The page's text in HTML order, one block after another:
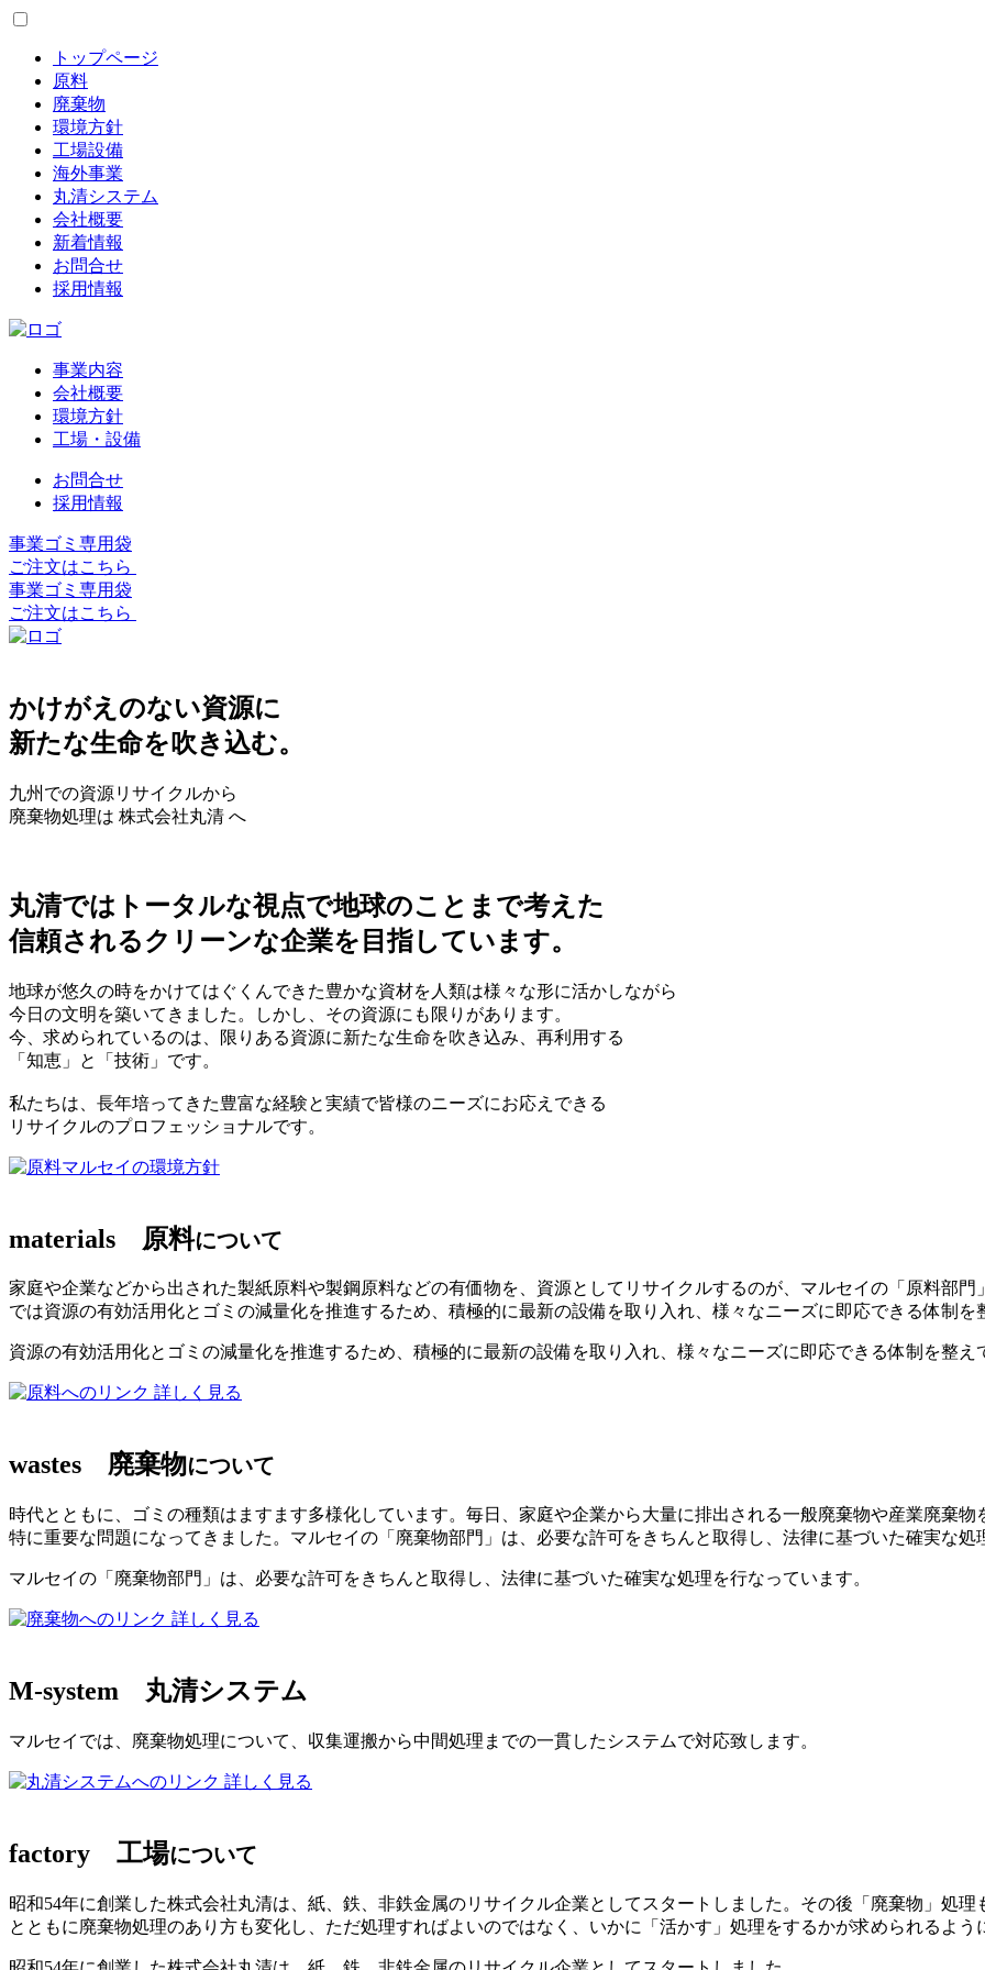
トップページ
原料
廃棄物
環境方針
工場設備
海外事業
丸清システム
会社概要
新着情報
お問合せ
採用情報
事業内容
会社概要
環境方針
工場・設備
お問合せ
採用情報
事業ゴミ専用袋
ご注文はこちら
事業ゴミ専用袋
ご注文はこちら
かけがえのない資源に
新たな生命を吹き込む。
九州での資源リサイクルから
廃棄物処理は 株式会社丸清 へ
丸清ではトータルな視点で地球のことまで考えた
信頼されるクリーンな企業を目指しています。
地球が悠久の時をかけてはぐくんできた豊かな資材を人類は様々な形に活かしながら
今日の文明を築いてきました。しかし、その資源にも限りがあります。
今、求められているのは、限りある資源に新たな生命を吹き込み、再利用する
「知恵」と「技術」です。
私たちは、長年培ってきた豊富な経験と実績で皆様のニーズにお応えできる
リサイクルのプロフェッショナルです。
マルセイの環境方針
materials 原料について
家庭や企業などから出された製紙原料や製鋼原料などの有価物を、資源としてリサイクルするのが、マルセイの「原料部
では資源の有効活用化とゴミの減量化を推進するため、積極的に最新の設備を取り入れ、様々なニーズに即応できる体制を
資源の有効活用化とゴミの減量化を推進するため、積極的に最新の設備を取り入れ、様々なニーズに即応できる体制を整え
詳しく見る
wastes 廃棄物について
時代とともに、ゴミの種類はますます多様化しています。毎日、家庭や企業から大量に排出される一般廃棄物や産業廃棄物
特に重要な問題になってきました。マルセイの「廃棄物部門」は、必要な許可をきちんと取得し、法律に基づいた確実な処
マルセイの「廃棄物部門」は、必要な許可をきちんと取得し、法律に基づいた確実な処理を行なっています。
詳しく見る
M-system 丸清システム
マルセイでは、廃棄物処理について、収集運搬から中間処理までの一貫したシステムで対応致します。
詳しく見る
factory 工場について
昭和54年に創業した株式会社丸清は、紙、鉄、非鉄金属のリサイクル企業としてスタートしました。その後「廃棄物」処
とともに廃棄物処理のあり方も変化し、ただ処理すればよいのではなく、いかに「活かす」処理をするかが求められるよう